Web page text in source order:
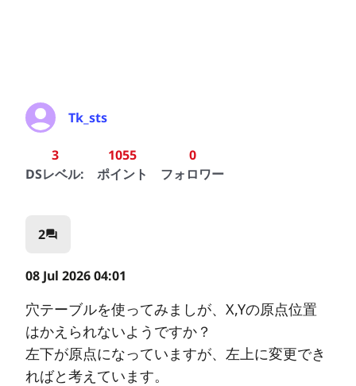
Tk_sts
3
DSレベル:
1055
ポイント
0
フォロワー
2question_answer
08 Jul 2026 04:01
穴テーブルを使ってみましが、X,Yの原点位置
はかえられないようですか？
左下が原点になっていますが、左上に変更でき
ればと考えています。